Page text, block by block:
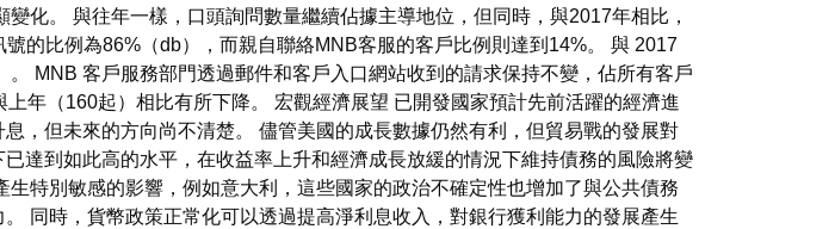
化。 與往年一樣，口頭詢問數量繼續佔據主導地位，但同時，與2017年相比，
的比例為86%（db），而親自聯絡MNB客服的客戶比例則達到14%。 與 2017
MNB 客戶服務部門透過郵件和客戶入口網站收到的請求保持不變，佔所有客戶
年（160起）相比有所下降。 宏觀經濟展望 已開發國家預計先前活躍的經濟進
，但未來的方向尚不清楚。 儘管美國的成長數據仍然有利，但貿易戰的發展對
達到如此高的水平，在收益率上升和經濟成長放緩的情況下維持債務的風險將變
特別敏感的影響，例如意大利，這些國家的政治不確定性也增加了與公共債務
同時，貨幣政策正常化可以透過提高淨利息收入，對銀行獲利能力的發展產生